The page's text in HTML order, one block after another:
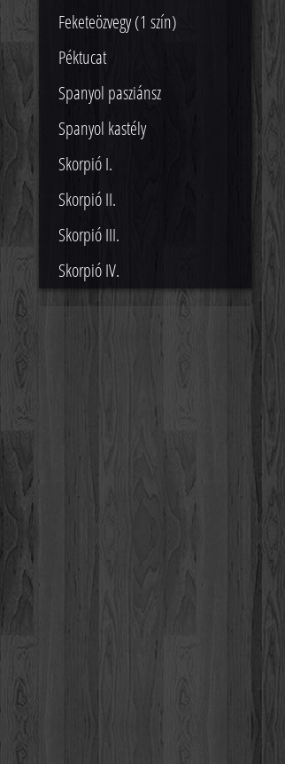
Feketeözvegy (1 szín)
Péktucat
Spanyol pasziánsz
Spanyol kastély
Skorpió I.
Skorpió II.
Skorpió III.
Skorpió IV.